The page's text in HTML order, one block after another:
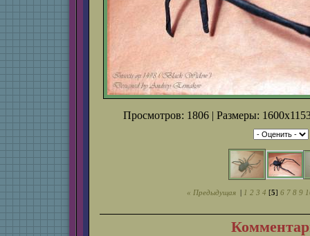
Просмотров: 1806 | Размеры:
« Предыдущая| 1 2 3 4 [5] 6 7 8 9